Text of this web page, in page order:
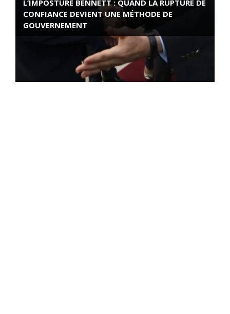
L’IMPOSTURE BENNETT : QUAND LA RUPTURE DE
CONFIANCE DEVIENT UNE MÉTHODE DE
GOUVERNEMENT
ROSE VALLAND, HEROÏNE DE LA RESISTANCE